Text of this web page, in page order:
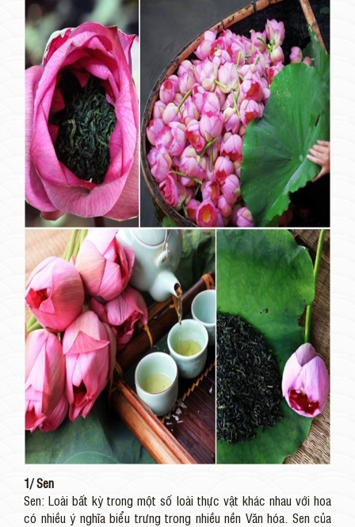
1/ Sen
Sen: Loài bất kỳ trong một số loài thực vật khác nhau với hoa
có nhiều ý nghĩa biểu trưng trong nhiều nền Văn hóa. Sen của